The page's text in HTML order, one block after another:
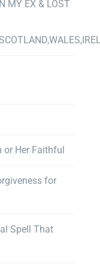
MY EX & LOST
or Her Faithful
for
Spell That